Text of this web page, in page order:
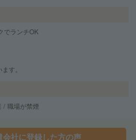
でランチOK
す。
/ 職場が禁煙
会社に登録した方の声